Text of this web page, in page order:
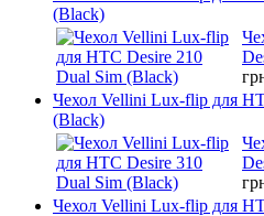
(Black)
Чехол Vellini Lux-flip для
(Black)
Чехол Vellini Lux-flip для